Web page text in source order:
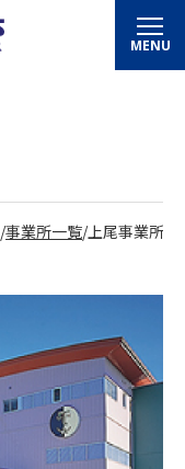
MENU
/事業所一覧/上尾事業所